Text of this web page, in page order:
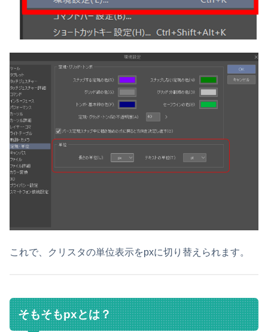
これで、クリスタの単位表示をpxに切り替えられます。
そもそもpxとは？